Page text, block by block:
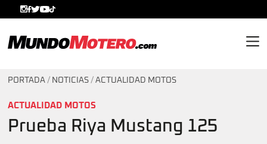
PORTADA / NOTICIAS / ACTUALIDAD MOTOS
ACTUALIDAD MOTOS
Prueba Riya Mustang 125